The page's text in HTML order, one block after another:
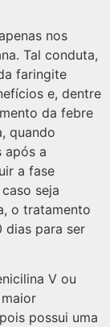
nos
Tal conduta,
faringite
e, dentre
da febre
quando
após a
a fase
seja
o tratamento
dias para ser
V ou
possui uma